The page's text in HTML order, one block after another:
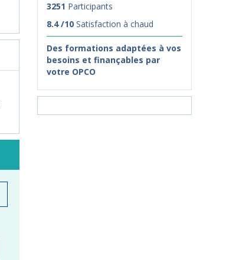
3251 Participants
8.4 /10Satisfaction à chaud
Des formations adaptées à vos
besoins et finançables par
votre OPCO